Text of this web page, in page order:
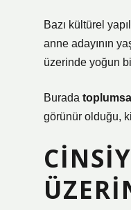
Bazı kültürel
anne adayının
üzerinde yoğun
Burada
görünür olduğu,